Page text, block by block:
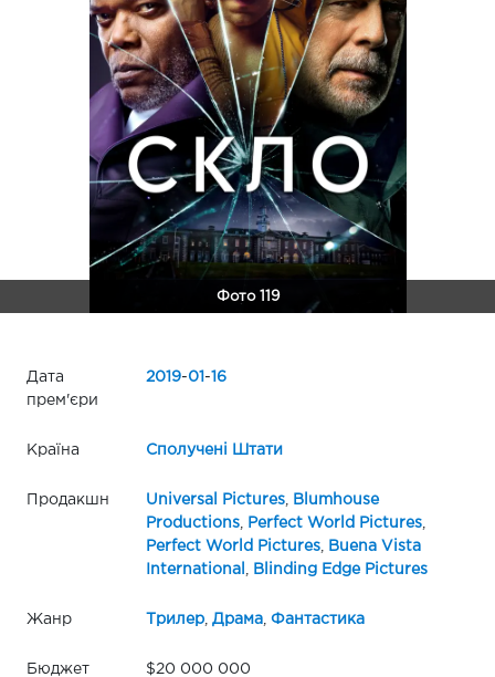
Фото 119
Дата
прем'єри
2019-01 -16
Країна Сполучені Штати
Продакшн Universal Pictures,
Blumhouse
Productions, Perfect World Pictures,
Perfect World Pictures,
Buena Vista
International
Blinding Edge Pictures
Жанр Трилер, Драма, Фантастика
Бюджет $20 000 000